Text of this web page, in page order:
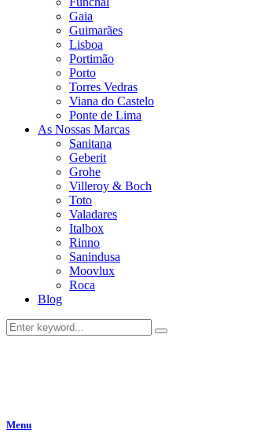
Gaia
Guimarães
Lisboa
Portimão
Porto
Torres Vedras
Viana do Castelo
Ponte de Lima
As Nossas Marcas
Sanitana
Geberit
Grohe
Villeroy & Boch
Toto
Valadares
Italbox
Rinno
Sanindusa
Moovlux
Roca
Blog
Menu